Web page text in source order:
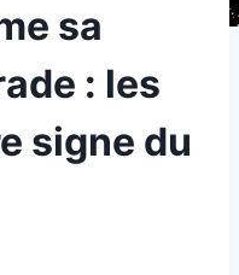
sa
: les
signe du